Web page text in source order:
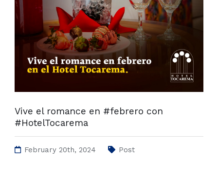
Vive el romance en #febrero con
#HotelTocarema
February 20th, 2024 Post